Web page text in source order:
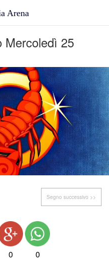
Arena
Mercoledì 25
Segno successivo >>
0 0